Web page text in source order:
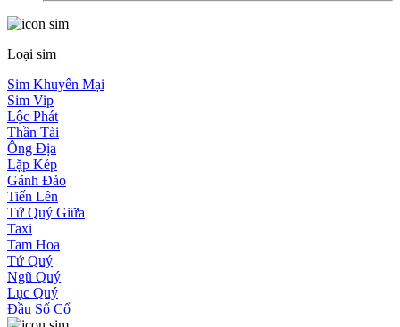
Loại sim
Sim Khuyến Mại
Sim Vip
Lộc Phát
Thần Tài
Ông Địa
Lặp Kép
Gánh Đảo
Tiến Lên
Tứ Quý Giữa
Taxi
Tam Hoa
Tứ Quý
Ngũ Quý
Lục Quý
Đầu Số Cổ